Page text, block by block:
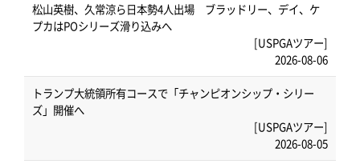
松山英樹、久常涼ら日本勢4人出場 ブラッドリー、デイ、ケ
プカはPOシリーズ滑り込みへ
[USPGAツアー]
2026-08-06
トランプ大統領所有コースで「チャンピオンシップ・シリー
ズ」開催へ
[USPGAツアー]
2026-08-05